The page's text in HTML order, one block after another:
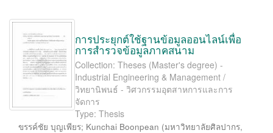
การประยุกต์ใช้ฐานข้อมูลออนไลน์เพื่อ
การสำรวจข้อมูลภาคสนาม
Collection: Theses (Master's degree) -
Industrial Engineering & Management /
วิทยานิพนธ์ - วิศวกรรมอุตสาหการและการ
จัดการ
Type: Thesis
ขรรค์ชัย บุญเพียร; Kunchai Boonpean (มหาวิทยาลัยศิลปากร,